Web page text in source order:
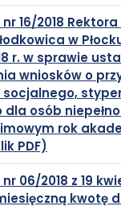
16/2018 Rektora
w
r. w sprawie
wniosków o
osób
rok
PDF)
PDF
się
w
nowej
06/2018 z 19
kwotę